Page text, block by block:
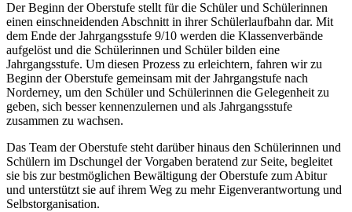
Der Beginn der Oberstufe stellt für die Schüler und Schülerinnen
einen einschneidenden Abschnitt in ihrer Schülerlaufbahn dar. Mit
dem Ende der Jahrgangsstufe 9/10 werden die Klassenverbände
aufgelöst und die Schülerinnen und Schüler bilden eine
Jahrgangsstufe. Um diesen Prozess zu erleichtern, fahren wir zu
Beginn der Oberstufe gemeinsam mit der Jahrgangstufe nach
Norderney, um den Schüler und Schülerinnen die Gelegenheit zu
geben, sich besser kennenzulernen und als Jahrgangsstufe
zusammen zu wachsen.
Das Team der Oberstufe steht darüber hinaus den Schülerinnen und
Schülern im Dschungel der Vorgaben beratend zur Seite, begleitet
sie bis zur bestmöglichen Bewältigung der Oberstufe zum Abitur
und unterstützt sie auf ihrem Weg zu mehr Eigenverantwortung und
Selbstorganisation.